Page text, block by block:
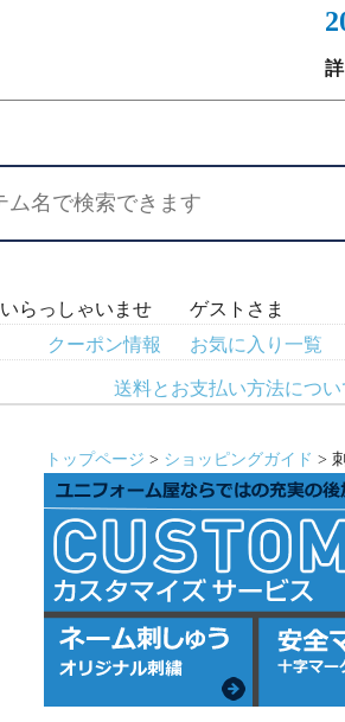
いらっしゃいませ ゲストさま
クーポン情報
お気に入り一覧
送料とお支払い方法につい
トップページ > ショッピングガイド >